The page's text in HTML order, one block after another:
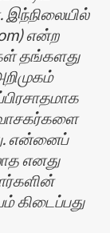
இந்நிலையில்
என்ற
தங்களது
என்னைப்
எனது
கிடைப்பது